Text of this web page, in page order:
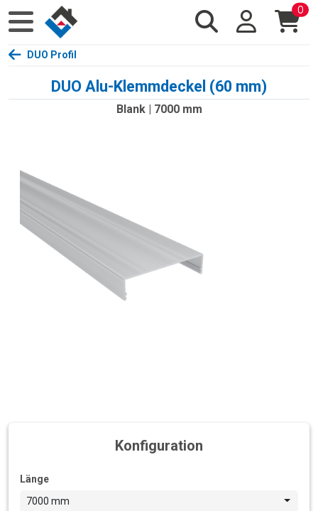
0
DUO Profil
DUO Alu-Klemmdeckel (60 mm)
Blank | 7000 mm
Konfiguration
Länge
7000 mm